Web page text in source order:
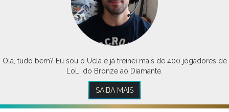
Olá, tudo bem? Eu sou o Ucla e já treinei mais de 400 jogadores de
LoL, do Bronze ao Diamante.
SAIBA MAIS